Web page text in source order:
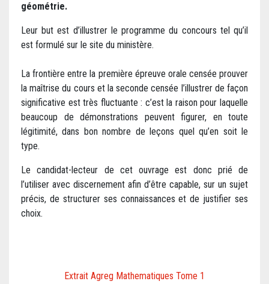
géométrie.
Leur but est d’illustrer le programme du concours tel qu’il
est formulé sur le site du ministère.
La frontière entre la première épreuve orale censée prouver
la maîtrise du cours et la seconde censée l’illustrer de façon
significative est très fluctuante : c’est la raison pour laquelle
beaucoup de démonstrations peuvent figurer, en toute
légitimité, dans bon nombre de leçons quel qu’en soit le
type.
Le candidat-lecteur de cet ouvrage est donc prié de
l’utiliser avec discernement afin d’être capable, sur un sujet
précis, de structurer ses connaissances et de justifier ses
choix.
Extrait Agreg Mathematiques Tome 1